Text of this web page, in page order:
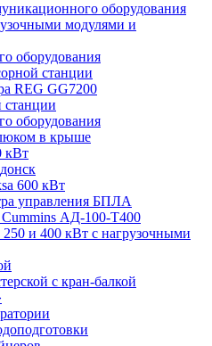
оборудования
модулями и
оборудования
станции
REG GG7200
станции
оборудования
в крыше
кВт
600 кВт
управления БПЛА
Cummins АД-100-Т400
и 400 кВт с нагрузочными
с кран-балкой